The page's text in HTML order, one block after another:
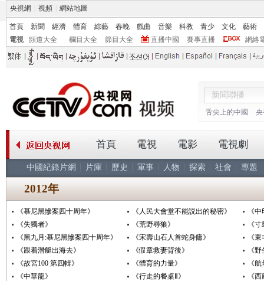
央視網 視頻 網站地圖
首頁 新聞 經濟 體育 綜藝 春晚 戲曲 音樂 科教 青少 文化
藝術
電視
頻道大全 欄目大全 節目大全 直播中國 賽事直播 網絡
舌尖上的中國
首頁 電視 電影 電視劇
中國紀錄片網 片庫 歷史 軍事 人物 探索 社會 專題
2012年
《慕尼黑慘案四十周年》 《人民大會堂不能説出的秘密》
《
《失獨者》
《荒野尋狼》
《
《黑九月:慕尼黑慘案四十周年》
《宋壽山石人首蛇身傭》
《
《跟着潛艇出海去》
《假章救妻背後》
《
《故宮100 第四輯》
《體育的力量》
《
《中華龍》
《行走的餐桌Ⅱ》
《